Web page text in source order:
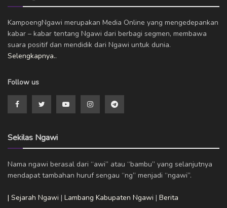
KampoengNgawi merupakan Media Online yang mengedepankan
kabar – kabar tentang Ngawi dari berbagi segmen, membawa
suara positif dan mendidik dari Ngawi untuk dunia.
Selengkapnya..
Follow us
Sekilas Ngawi
Nama ngawi berasal dari “awi” atau “bambu” yang selanjutnya
mendapat tambahan huruf sengau “ng” menjadi “ngawi”.
| Sejarah Ngawi | Lambang Kabupaten Ngawi | Berita